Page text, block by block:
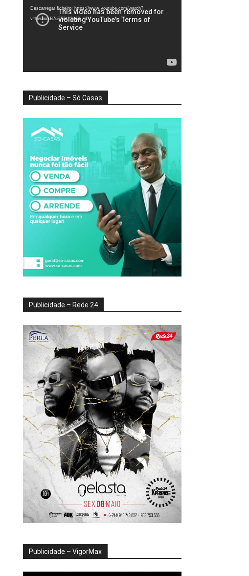
vídeo
Descarregar ficheiro: https://www.youtube.com/watch?
v=heunxxB7uTA&t=22s&_=1
Publicidade – Só Casas
Publicidade – Rede 24
Publicidade – VigorMax